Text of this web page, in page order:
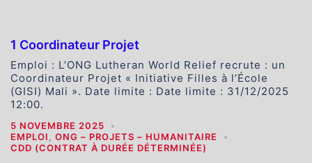
1 Coordinateur Projet
Emploi : L’ONG Lutheran World Relief recrute : un
Coordinateur Projet « Initiative Filles à l’École
(GISI) Mali ». Date limite : Date limite : 31/12/2025
12:00.
5 NOVEMBRE 2025
EMPLOI , ONG – PROJETS – HUMANITAIRE
CDD (CONTRAT À DURÉE DÉTERMINÉE)